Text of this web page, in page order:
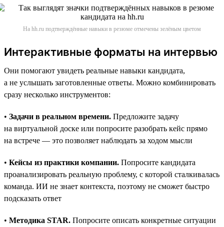
На hh.ru подтверждённые навыки в резюме отмечены зелёным цветом
Интерактивные форматы на интервью
Они помогают увидеть реальные навыки кандидата,
а не услышать заготовленные ответы. Можно комбинировать
сразу несколько инструментов:
• Задачи в реальном времени. Предложите задачу
на виртуальной доске или попросите разобрать кейс прямо
на встрече — это позволяет наблюдать за ходом мысли
• Кейсы из практики компании. Попросите кандидата
проанализировать реальную проблему, с которой сталкивалась
команда. ИИ не знает контекста, поэтому не сможет быстро
подсказать ответ
• Методика STAR. Попросите описать конкретные ситуации